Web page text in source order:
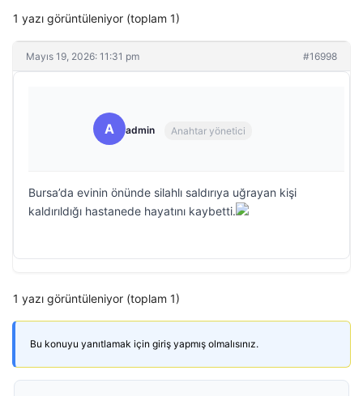
1 yazı görüntüleniyor (toplam 1)
Mayıs 19, 2026: 11:31 pm #16998
A admin Anahtar yönetici
Bursa’da evinin önünde silahlı saldırıya uğrayan kişi
kaldırıldığı hastanede hayatını kaybetti.
1 yazı görüntüleniyor (toplam 1)
Bu konuyu yanıtlamak için giriş yapmış olmalısınız.